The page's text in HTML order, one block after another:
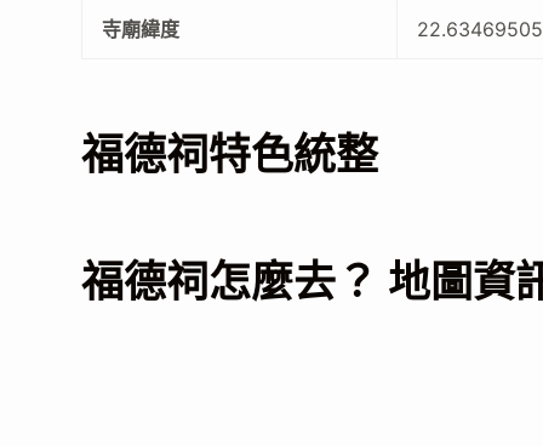
寺廟緯度
福德祠特色統整
福德祠怎麼去？ 地圖資